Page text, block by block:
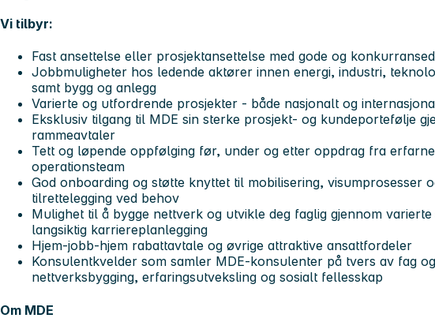
Vi tilbyr:
Fast ansettelse eller prosjektansettelse med gode og
Jobbmuligheter hos ledende aktører innen energi, industri,
samt bygg og anlegg
Varierte og utfordrende prosjekter - både nasjonalt og
Eksklusiv tilgang til MDE sin sterke prosjekt- og kundeportefølje
rammeavtaler
Tett og løpende oppfølging før, under og etter oppdrag fra
operationsteam
God onboarding og støtte knyttet til mobilisering, visumprosesser
tilrettelegging ved behov
Mulighet til å bygge nettverk og utvikle deg faglig gjennom
langsiktig karriereplanlegging
Hjem-jobb-hjem rabattavtale og øvrige attraktive ansattfordeler
Konsulentkvelder som samler MDE-konsulenter på tvers av fag
nettverksbygging, erfaringsutveksling og sosialt fellesskap
Om MDE